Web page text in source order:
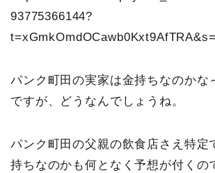
93775366144?
パンク町田の実家は金持ちなのかな
ですが、どうなんでしょうね。
パンク町田の父親の飲食店さえ特定
持ちなのかも何となく予想が付くの